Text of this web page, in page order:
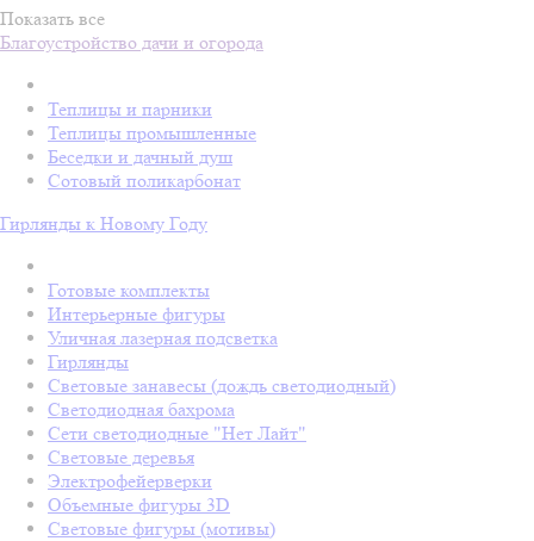
Показать все
Благоустройство дачи и огорода
Теплицы и парники
Теплицы промышленные
Беседки и дачный душ
Сотовый поликарбонат
Гирлянды к Новому Году
Готовые комплекты
Интерьерные фигуры
Уличная лазерная подсветка
Гирлянды
Световые занавесы (дождь светодиодный)
Светодиодная бахрома
Сети светодиодные "Нет Лайт"
Световые деревья
Электрофейерверки
Объемные фигуры 3D
Световые фигуры (мотивы)